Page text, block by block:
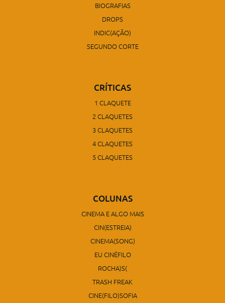
BIOGRAFIAS
DROPS
INDIC(AÇÃO)
SEGUNDO CORTE
CRÍTICAS
1 CLAQUETE
2 CLAQUETES
3 CLAQUETES
4 CLAQUETES
5 CLAQUETES
COLUNAS
CINEMA E ALGO MAIS
CIN(ESTREIA)
CINEMA(SONG)
EU CINÉFILO
ROCHA)S(
TRASH FREAK
CINE(FILO)SOFIA